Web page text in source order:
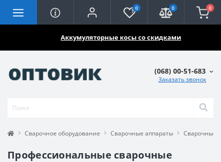
Аккумуляторные косы со скидками
0 0 0
(068) 00-51-683
Заказать звонок
Сварочное оборудование Сварочные аппараты Сварочные
Профессиональные сварочные